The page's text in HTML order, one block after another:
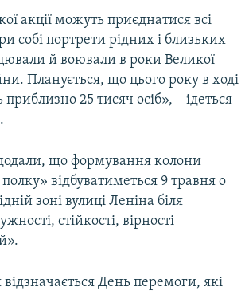
акції можуть приєднатися всі
собі портрети рідних і близьких
й воювали в роки Великої
Планується, що цього року в ході
приблизно 25 тисяч осіб», – ідеться
що формування колони
відбуватиметься 9 травня о
зоні вулиці Леніна біля
стійкості, вірності
відзначається День перемоги, які